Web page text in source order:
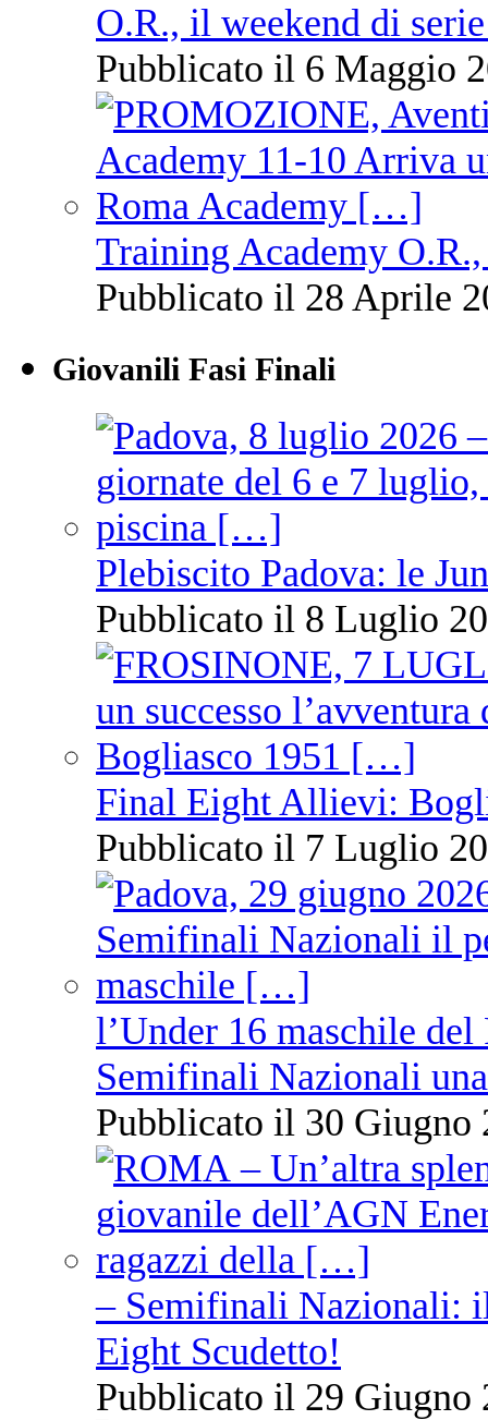
O.R., il weekend di
Pubblicato il 6 Maggio
Training Academy
Pubblicato il 28 Aprile
Giovanili Fasi Finali
Plebiscito Padova: le
Pubblicato il 8 Luglio
Final Eight Allievi:
Pubblicato il 7 Luglio
l’Under 16 maschile
Semifinali Nazionali
Pubblicato il 30 Giugno
– Semifinali Nazionali:
Eight Scudetto!
Pubblicato il 29 Giugno